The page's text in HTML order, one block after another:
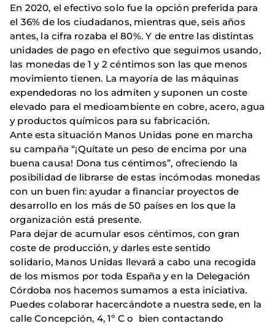
En 2020, el efectivo solo fue la opción preferida para
el 36% de los ciudadanos, mientras que, seis años
antes, la cifra rozaba el 80%. Y de entre las distintas
unidades de pago en efectivo que seguimos usando,
las monedas de 1 y 2 céntimos son las que menos
movimiento tienen. La mayoría de las máquinas
expendedoras no los admiten y suponen un coste
elevado para el medioambiente en cobre, acero, agua
y productos químicos para su fabricación.
Ante esta situación Manos Unidas pone en marcha
su campaña “¡Quítate un peso de encima por una
buena causa! Dona tus céntimos”, ofreciendo la
posibilidad de librarse de estas incómodas monedas
con un buen fin: ayudar a financiar proyectos de
desarrollo en los más de 50 países en los que la
organización está presente.
Para dejar de acumular esos céntimos, con gran
coste de producción, y darles este sentido
solidario, Manos Unidas llevará a cabo una recogida
de los mismos por toda España y en la Delegación
Córdoba nos hacemos sumamos a esta iniciativa.
Puedes colaborar hacercándote a nuestra sede, en la
calle Concepción, 4, 1º C o bien contactando